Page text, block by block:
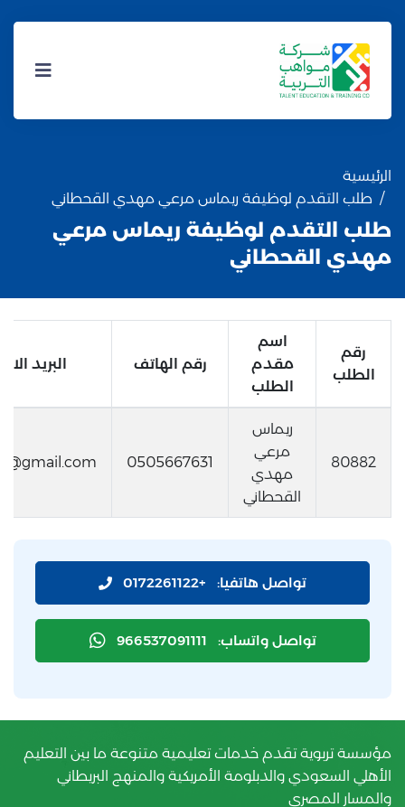
الرئيسية
طلب التقدم لوظيفة ريماس مرعي مهدي القحطاني
طلب التقدم لوظيفة ريماس مرعي
مهدي القحطاني
رقم
الطلب
اسم
مقدم
الطلب
رقم الهاتف البريد
80882
ريماس
مرعي
مهدي
القحطاني
0505667631
تواصل هاتفيا: +0172261122
تواصل واتساب: 966537091111
مؤسسة تربوية تقدم خدمات تعليمية متنوعة ما بين التعليم
الأهلي السعودي والدبلومة الأمريكية والمنهج البريطاني
والمسار المصري